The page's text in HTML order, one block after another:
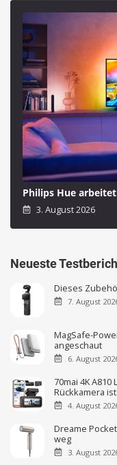
Philips Hue
3. August 2026
Neueste
Dieses
7. August
MagSafe-
angeschaut
6. August
70mai 4K A810
Rückkamera
4. August
Dreame
weg
3. August